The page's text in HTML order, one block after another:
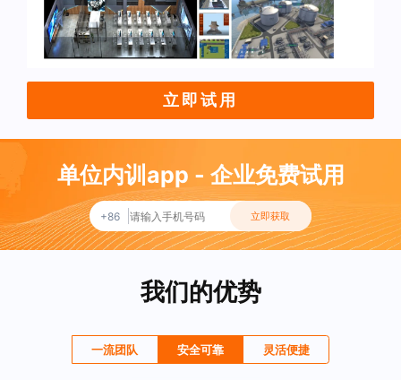
立即试用
单位内训app - 企业免费试用
+86 立即获取
我们的优势
一流团队 安全可靠 灵活便捷